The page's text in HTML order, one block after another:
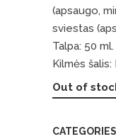
(apsaugo,
sviestas
Talpa: 50 ml.
Kilmės šalis:
Out of